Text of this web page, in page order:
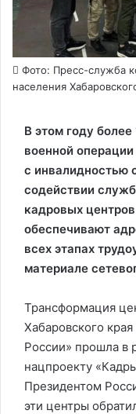
Фото: Пресс-служба
населения
В этом году
военной
с инвалидностью
содействии
кадровых
обеспечивают
всех этапах
материале
Трансформация
Хабаровского
России» прошла в
нацпроекту
Президентом
эти центры